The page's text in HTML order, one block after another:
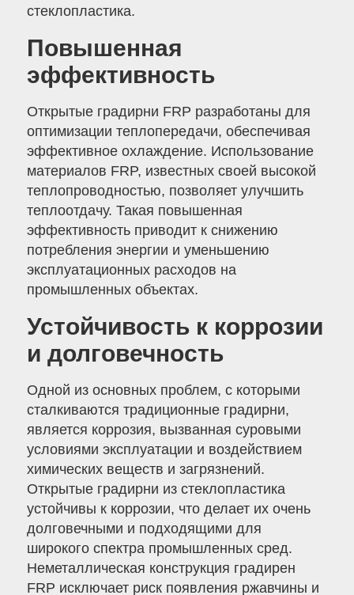
стеклопластика.
Повышенная
эффективность
Открытые градирни FRP разработаны для
оптимизации теплопередачи, обеспечивая
эффективное охлаждение. Использование
материалов FRP, известных своей высокой
теплопроводностью, позволяет улучшить
теплоотдачу. Такая повышенная
эффективность приводит к снижению
потребления энергии и уменьшению
эксплуатационных расходов на
промышленных объектах.
Устойчивость к коррозии
и долговечность
Одной из основных проблем, с которыми
сталкиваются традиционные градирни,
является коррозия, вызванная суровыми
условиями эксплуатации и воздействием
химических веществ и загрязнений.
Открытые градирни из стеклопластика
устойчивы к коррозии, что делает их очень
долговечными и подходящими для
широкого спектра промышленных сред.
Неметаллическая конструкция градирен
FRP исключает риск появления ржавчины и